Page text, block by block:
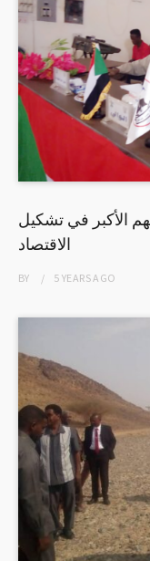
الأكبر في تشكيل
الاقتصاد
BY 5 YEARSAGO